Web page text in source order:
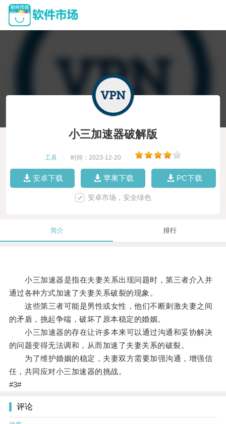
小三加速器破解版
工具 时间：2023-12-20
安卓下载 苹果下载 PC下载
安卓市场，安全绿色
简介 排行
小三加速器是指在夫妻关系出现问题时，第三者介入并
通过各种方式加速了夫妻关系破裂的现象。
这些第三者可能是男性或女性，他们不断刺激夫妻之间
的矛盾，挑起争端，破坏了原本稳定的婚姻。
小三加速器的存在让许多本来可以通过沟通和妥协解决
的问题变得无法调和，从而加速了夫妻关系的破裂。
为了维护婚姻的稳定，夫妻双方需要加强沟通，增强信
任，共同应对小三加速器的挑战。
#3#
评论